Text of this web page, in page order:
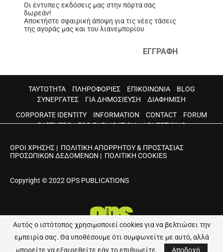
Οι έντυπες εκδόσεις μας στην πόρτα σας
δωρεάν!
Αποκτήστε σφαιρική άποψη για τις νέες τάσεις
της αγοράς μας και του λιανεμπορίου
ΕΓΓΡΑΦΗ
ΤΑΥΤΟΤΗΤΑ ΠΛΗΡΟΦΟΡΙΕΣ ΕΠΙΚΟΙΝΩΝΙΑ
BLOG
ΣΥΝΕΡΓΑΤΕΣ
ΓΙΑ ΔΗΜΟΣΙΕΥΣΗ
ΔΙΑΦΗΜΙΣΗ
CORPORATE IDENTITY
INFORMATION CONTACT
FORUM
PARTNERS
FOR PUBLICATION ADVERTISING
ΟΡΟΙ ΧΡΗΣΗΣ | ΠΟΛΙΤΙΚΗ ΑΠΟΡΡΗΤΟΥ & ΠΡΟΣΤΑΣΙΑΣ
ΠΡΟΣΩΠΙΚΩΝ ΔΕΔΟΜΕΝΩΝ | ΠΟΛΙΤΙΚΗ COOKIES
Copyright © 2022 OPS PUBLICATIONS
Developed byWeb Visionaries
Αυτός ο ιστότοπος χρησιμοποιεί cookies για να βελτιώσει την
εμπειρία σας. Θα υποθέσουμε ότι συμφωνείτε με αυτό, αλλά
μπορείτε να εξαιρεθείτε εάν το επιθυμείτε.
Αποδοχή